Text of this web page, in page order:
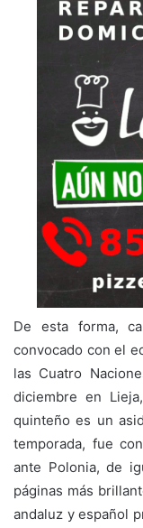
De esta forma,
convocado con el
las Cuatro
diciembre en
quinteño es un
temporada, fue
ante Polonia, de
páginas más
andaluz y español